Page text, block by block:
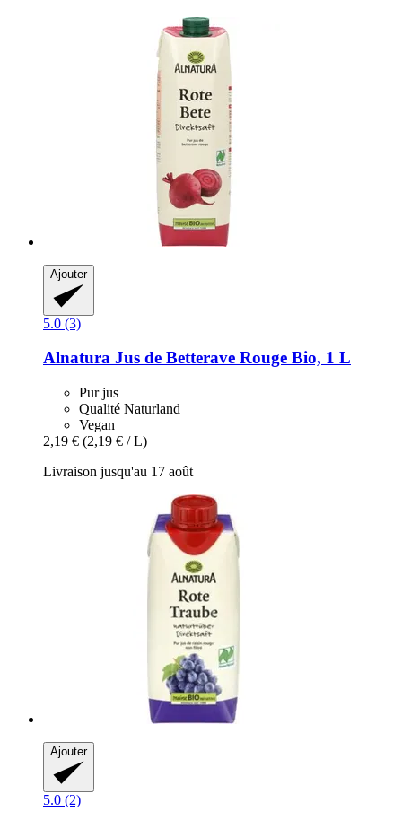
Ajouter
5.0 (3)
Alnatura Jus de Betterave Rouge Bio, 1 L
Pur jus
Qualité Naturland
Vegan
2,19 € (2,19 € / L)
Livraison jusqu'au 17 août
Ajouter
5.0 (2)